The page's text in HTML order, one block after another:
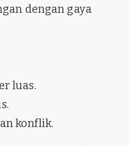
dengan gaya
luas.
konflik.